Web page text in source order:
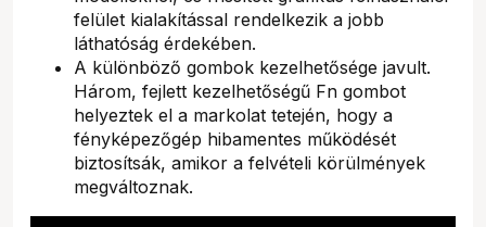
felület kialakítással rendelkezik a jobb
láthatóság érdekében.
A különböző gombok kezelhetősége javult.
Három, fejlett kezelhetőségű Fn gombot
helyeztek el a markolat tetején, hogy a
fényképezőgép hibamentes működését
biztosítsák, amikor a felvételi körülmények
megváltoznak.